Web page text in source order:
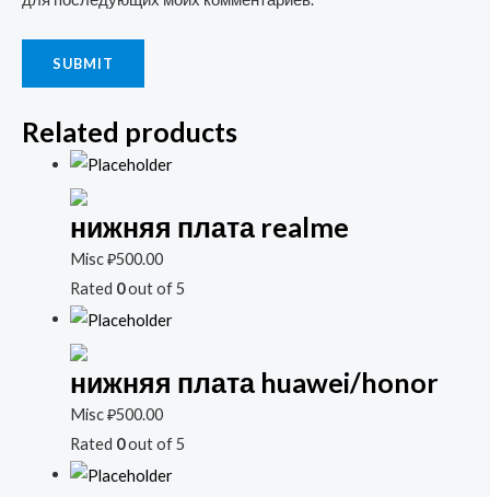
Related products
нижняя плата realme
Misc₽500.00
Rated 0out of 5
нижняя плата huawei/honor
Misc₽500.00
Rated 0out of 5